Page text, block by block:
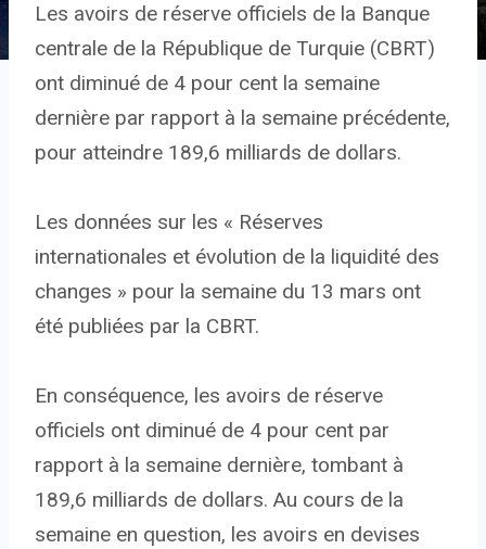
Les avoirs de réserve officiels de la Banque
centrale de la République de Turquie (CBRT)
ont diminué de 4 pour cent la semaine
dernière par rapport à la semaine précédente,
pour atteindre 189,6 milliards de dollars.
Les données sur les « Réserves
internationales et évolution de la liquidité des
changes » pour la semaine du 13 mars ont
été publiées par la CBRT.
En conséquence, les avoirs de réserve
officiels ont diminué de 4 pour cent par
rapport à la semaine dernière, tombant à
189,6 milliards de dollars. Au cours de la
semaine en question, les avoirs en devises